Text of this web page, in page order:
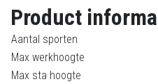
Product
Aantal sporten
Max werkhoogte
Max sta hoogte